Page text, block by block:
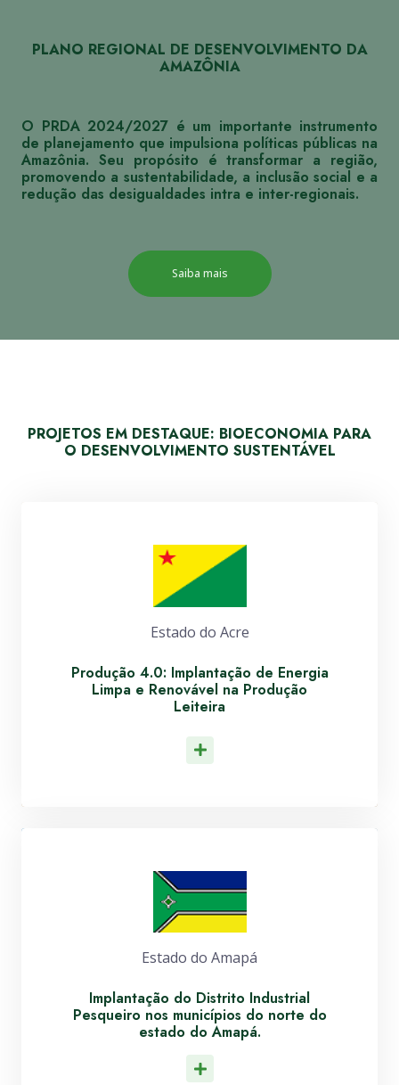
PLANO REGIONAL DE DESENVOLVIMENTO DA
AMAZÔNIA
O PRDA 2024/2027 é um importante instrumento
de planejamento que impulsiona políticas públicas na
Amazônia. Seu propósito é transformar a região,
promovendo a sustentabilidade, a inclusão social e a
redução das desigualdades intra e inter-regionais.
Saiba mais
PROJETOS EM DESTAQUE: BIOECONOMIA PARA
O DESENVOLVIMENTO SUSTENTÁVEL
Estado do Acre
Produção 4.0: Implantação de Energia
Limpa e Renovável na Produção
Leiteira
Estado do Amapá
Implantação do Distrito Industrial
Pesqueiro nos municípios do norte do
estado do Amapá.